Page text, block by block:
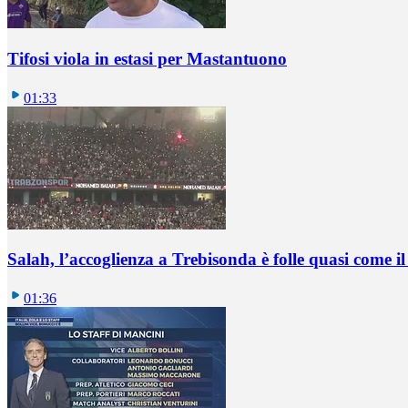
Tifosi viola in estasi per Mastantuono
01:33
Salah, l’accoglienza a Trebisonda è folle quasi come
01:36